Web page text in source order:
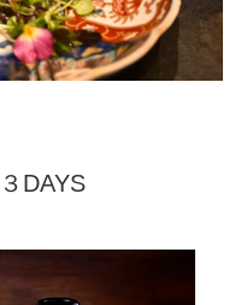
DAYS